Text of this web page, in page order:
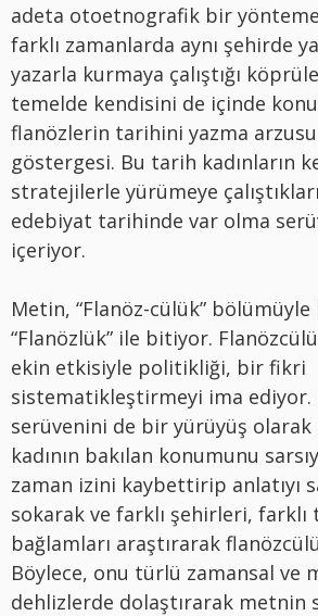
adeta otoetnografik bir
farklı zamanlarda aynı şehirde
yazarla kurmaya çalıştığı
temelde kendisini de içinde
flanözlerin tarihini yazma
göstergesi. Bu tarih kadınların
stratejilerle yürümeye
edebiyat tarihinde var olma
içeriyor.
Metin, “Flanöz-cülük” bölümüyle
“Flanözlük” ile bitiyor.
ekin etkisiyle politikliği, bir fikri
sistematikleştirmeyi ima ediyor.
serüvenini de bir yürüyüş olarak
kadının bakılan konumunu
zaman izini kaybettirip anlatıyı
sokarak ve farklı şehirleri, farklı
bağlamları araştırarak
Böylece, onu türlü zamansal ve
dehlizlerde dolaştırarak metnin